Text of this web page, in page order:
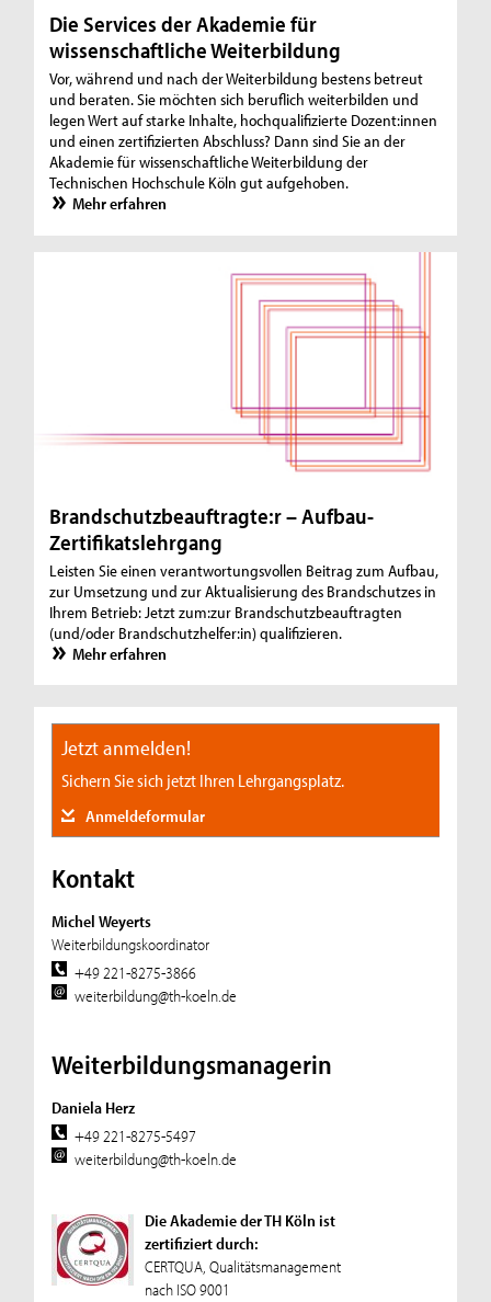
Die Services der Akademie für
wissenschaftliche Weiterbildung
Vor, während und nach der Weiterbildung bestens betreut
und beraten. Sie möchten sich beruflich weiterbilden und
legen Wert auf starke Inhalte, hochqualifizierte Dozent:innen
und einen zertifizierten Abschluss? Dann sind Sie an der
Akademie für wissenschaftliche Weiterbildung der
Technischen Hochschule Köln gut aufgehoben.
Mehr erfahren
Brandschutzbeauftragte:r – Aufbau-
Zertifikatslehrgang
Leisten Sie einen verantwortungsvollen Beitrag zum Aufbau,
zur Umsetzung und zur Aktualisierung des Brandschutzes in
Ihrem Betrieb: Jetzt zum:zur Brandschutzbeauftragten
(und/oder Brandschutzhelfer:in) qualifizieren.
Mehr erfahren
Jetzt anmelden!
Sichern Sie sich jetzt Ihren Lehrgangsplatz.
Anmeldeformular
Kontakt
Michel Weyerts
Weiterbildungskoordinator
+49 221-8275-3866
weiterbildung@th-koeln.de
Weiterbildungsmanagerin
Daniela Herz
+49 221-8275-5497
weiterbildung@th-koeln.de
Die Akademie der TH Köln ist
zertifiziert durch:
CERTQUA, Qualitätsmanagement
nach ISO 9001